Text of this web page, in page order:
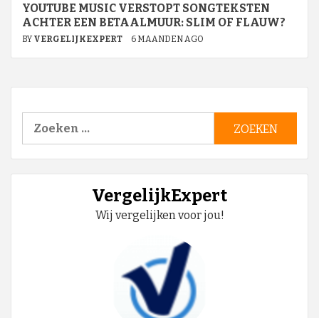
YOUTUBE MUSIC VERSTOPT SONGTEKSTEN
ACHTER EEN BETAALMUUR: SLIM OF FLAUW?
BY VERGELIJKEXPERT 6 MAANDEN AGO
naar:
VergelijkExpert
Wij vergelijken voor jou!